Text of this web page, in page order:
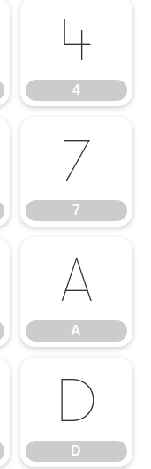
4
4
7
7
A
A
D
D